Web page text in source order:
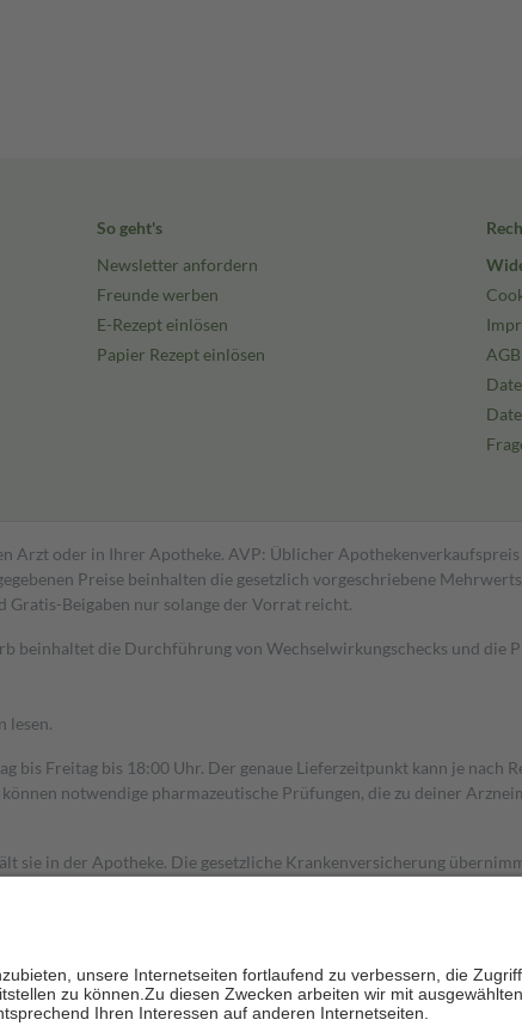
So geht's
Newsletter anfordern
Freunde werben
E-Rezept einlösen
Papier Rezept einlösen
AGB
Arzt oder in Ihrer Apotheke. AVP: Üblicher
Preise beinhalten die gesetzlich vorgeschriebene
Beigaben nur solange der Vorrat reicht.
die Durchführung von Wechselwirkungschecks und die
lesen.
Freitag bis 18:00 Uhr. Der genaue Lieferzeitpunkt kann je nach
notwendige pharmazeutische Prüfungen, die zu deiner
in der Apotheke. Die gesetzliche Krankenversicherung
Es sind jedoch
zehn Euro je Verordnung.
Stellung der Familie zu unterstützen, fallenkeine Zuzahlungen